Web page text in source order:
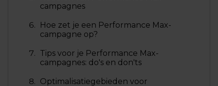
campagnes
Hoe zet je een Performance Max-
campagne op?
Tips voor je Performance Max-
campagnes: do's en don'ts
Optimalisatiegebieden voor